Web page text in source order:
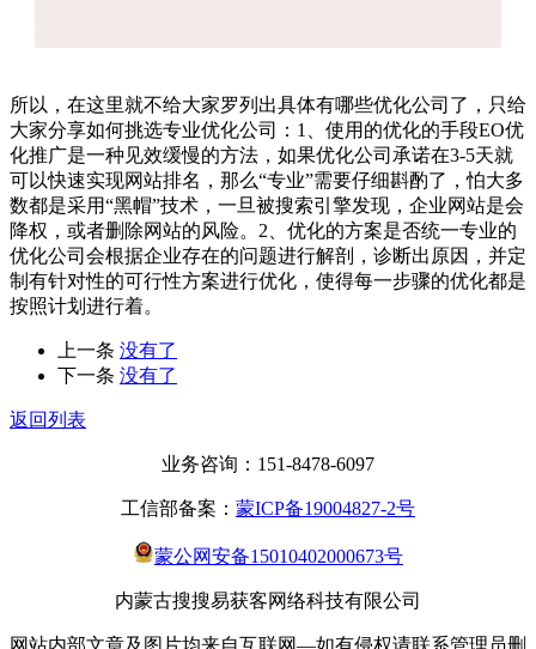
所以，在这里就不给大家罗列出具体有哪些优化公司了，只给
大家分享如何挑选专业优化公司：1、使用的优化的手段EO优
化推广是一种见效缓慢的方法，如果优化公司承诺在3-5天就
可以快速实现网站排名，那么“专业”需要仔细斟酌了，怕大多
数都是采用“黑帽”技术，一旦被搜索引擎发现，企业网站是会
降权，或者删除网站的风险。2、优化的方案是否统一专业的
优化公司会根据企业存在的问题进行解剖，诊断出原因，并定
制有针对性的可行性方案进行优化，使得每一步骤的优化都是
按照计划进行着。
上一条 没有了
下一条 没有了
返回列表
业务咨询：151-8478-6097
工信部备案： 蒙ICP备19004827-2号
蒙公网安备15010402000673号
内蒙古搜搜易获客网络科技有限公司
网站内部文章及图片均来自互联网—如有侵权请联系管理员删